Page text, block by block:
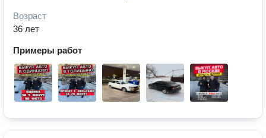
Возраст
36 лет
Примеры работ